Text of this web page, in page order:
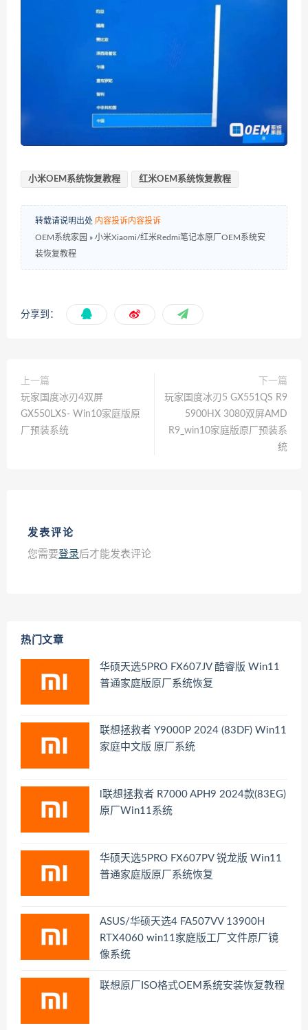
小米OEM系统恢复教程 红米OEM系统恢复教程
转载请说明出处 内容投诉内容投诉
OEM系统家园 » 小米Xiaomi/红米Redmi笔记本原厂OEM系统安
装恢复教程
分享到：
上一篇
玩家国度冰刃4双屏
GX550LXS- Win10家庭版原
厂预装系统
下一篇
玩家国度冰刃5 GX551QS R9
5900HX 3080双屏AMD
R9_win10家庭版原厂预装系
统
发表评论
您需要登录后才能发表评论
热门文章
华硕天选5PRO FX607JV 酷睿版 Win11
普通家庭版原厂系统恢复
联想拯救者 Y9000P 2024 (83DF) Win11
家庭中文版 原厂系统
l联想拯救者 R7000 APH9 2024款(83EG)
原厂Win11系统
华硕天选5PRO FX607PV 锐龙版 Win11
普通家庭版原厂系统恢复
ASUS/华硕天选4 FA507VV 13900H
RTX4060 win11家庭版工厂文件原厂镜
像系统
联想原厂ISO格式OEM系统安装恢复教程